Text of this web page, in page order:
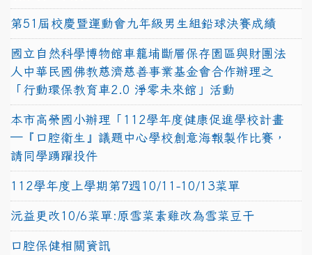
第51屆校慶暨運動會九年級男生組鉛球決賽成績
國立自然科學博物館車籠埔斷層保存園區與財團法
人中華民國佛教慈濟慈善事業基金會合作辦理之
「行動環保教育車2.0 淨零未來館」活動
本市高榮國小辦理「112學年度健康促進學校計畫
─『口腔衛生』議題中心學校創意海報製作比賽，
請同學踴躍投件
112學年度上學期第7週10/11-10/13菜單
沅益更改10/6菜單:原雪菜素雞改為雪菜豆干
口腔保健相關資訊